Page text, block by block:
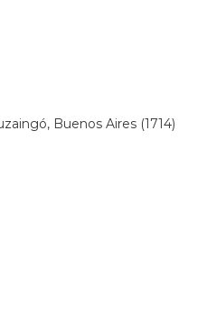
Buenos Aires (1714)